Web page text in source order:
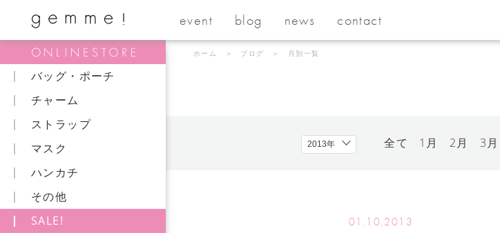
event blog news contact
バッグ・ポーチ
チャーム
ストラップ
マスク
ハンカチ
その他
SALE!
ホーム ＞ ブログ ＞ 月別一覧
全て 1月 2月 3月
01.10,2013